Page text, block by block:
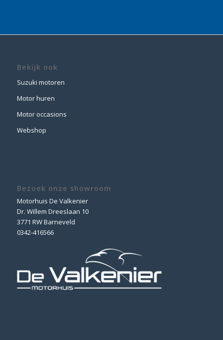
Bekijk ook
Suzuki motoren
Motor huren
Motor occasions
Webshop
Bezoek onze showroom
Motorhuis De Valkenier
Dr. Willem Dreeslaan 10
3771 RW Barneveld
0342-416566